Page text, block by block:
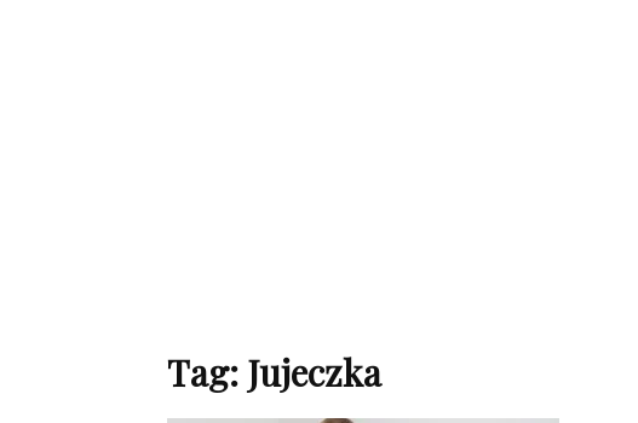
Tag: Jujeczka